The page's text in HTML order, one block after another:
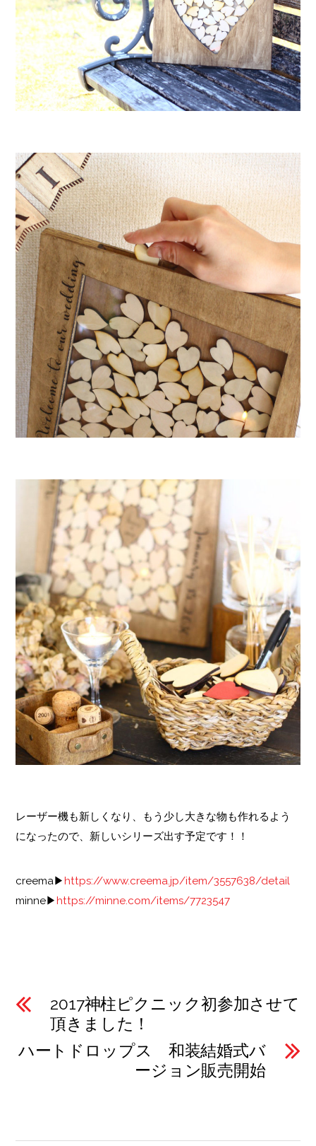
レーザー機も新しくなり、もう少し大きな物も作れるよう
になったので、新しいシリーズ出す予定です！！
creema▶︎https://www.creema.jp/item/3557638/detail
minne▶︎https://minne.com/items/7723547
2017神柱ピクニック初参加させて
頂きました！
ハートドロップス 和装結婚式バ
ージョン販売開始